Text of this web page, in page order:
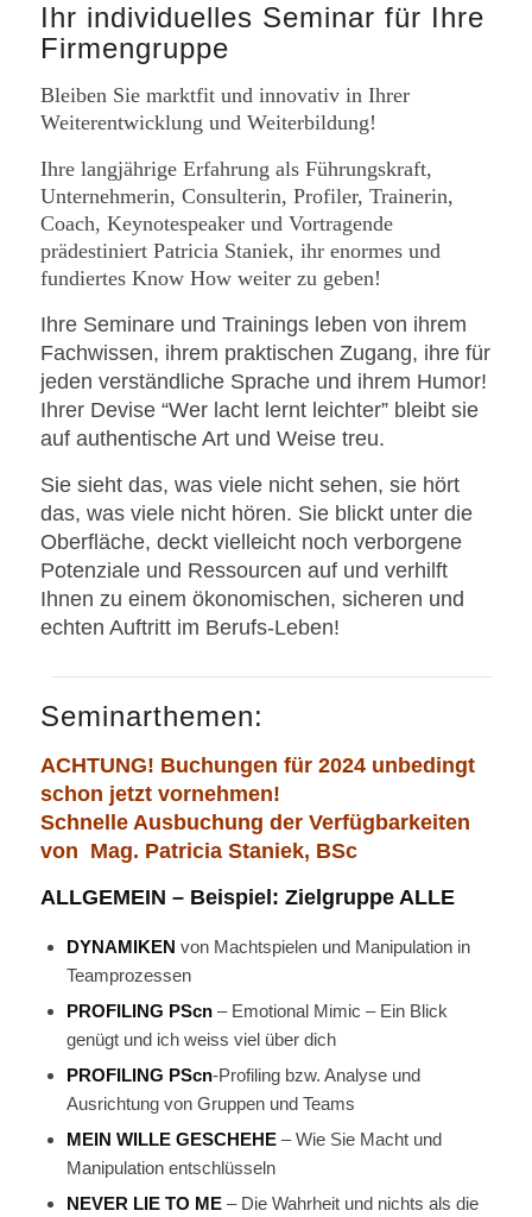
Ihr individuelles Seminar für Ihre
Firmengruppe
Bleiben Sie marktfit und innovativ in Ihrer
Weiterentwicklung und Weiterbildung!
Ihre langjährige Erfahrung als Führungskraft,
Unternehmerin, Consulterin, Profiler, Trainerin,
Coach, Keynotespeaker und Vortragende
prädestiniert Patricia Staniek, ihr enormes und
fundiertes Know How weiter zu geben!
Ihre Seminare und Trainings leben von ihrem
Fachwissen, ihrem praktischen Zugang, ihre für
jeden verständliche Sprache und ihrem Humor!
Ihrer Devise “Wer lacht lernt leichter” bleibt sie
auf authentische Art und Weise treu.
Sie sieht das, was viele nicht sehen, sie hört
das, was viele nicht hören. Sie blickt unter die
Oberfläche, deckt vielleicht noch verborgene
Potenziale und Ressourcen auf und verhilft
Ihnen zu einem ökonomischen, sicheren und
echten Auftritt im Berufs-Leben!
Seminarthemen:
ACHTUNG! Buchungen für 2024 unbedingt
schon jetzt vornehmen!
Schnelle Ausbuchung der Verfügbarkeiten
von Mag. Patricia Staniek, BSc
ALLGEMEIN – Beispiel: Zielgruppe ALLE
DYNAMIKEN von Machtspielen und Manipulation in
Teamprozessen
PROFILING PScn– Emotional Mimic – Ein Blick
genügt und ich weiss viel über dich
PROFILING PScn-Profiling bzw. Analyse und
Ausrichtung von Gruppen und Teams
MEIN WILLE GESCHEHE– Wie Sie Macht und
Manipulation entschlüsseln
NEVER LIE TO ME– Die Wahrheit und nichts als die